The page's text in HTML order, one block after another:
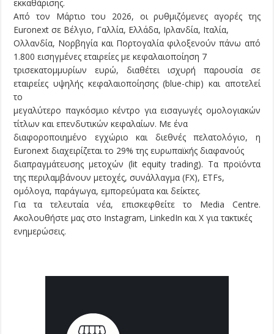
εκκαθάρισης.
Από τον Μάρτιο του 2026, οι ρυθμιζόμενες αγορές της
Euronext σε Βέλγιο, Γαλλία, Ελλάδα, Ιρλανδία, Ιταλία,
Ολλανδία, Νορβηγία και Πορτογαλία φιλοξενούν πάνω από
1.800 εισηγμένες εταιρείες με κεφαλαιοποίηση 7
τρισεκατομμυρίων ευρώ, διαθέτει ισχυρή παρουσία σε
εταιρείες υψηλής κεφαλαιοποίησης (blue-chip) και αποτελεί
το
μεγαλύτερο παγκόσμιο κέντρο για εισαγωγές ομολογιακών
τίτλων και επενδυτικών κεφαλαίων. Με ένα
διαφοροποιημένο εγχώριο και διεθνές πελατολόγιο, η
Euronext διαχειρίζεται το 29% της ευρωπαϊκής διαφανούς
διαπραγμάτευσης μετοχών (lit equity trading). Τα προϊόντα
της περιλαμβάνουν μετοχές, συνάλλαγμα (FX), ETFs,
ομόλογα, παράγωγα, εμπορεύματα και δείκτες.
Για τα τελευταία νέα, επισκεφθείτε το Media Centre.
Ακολουθήστε μας στο Instagram, LinkedIn και X για τακτικές
ενημερώσεις.